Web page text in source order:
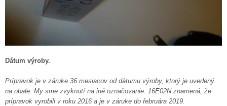
Dátum výroby.
Prípravok je v záruke 36 mesiacov od dátumu výroby, ktorý je uvedený
na obale. My sme zvyknutí na iné označovanie. 16E02N znamená, že
prípravok vyrobili v roku 2016 a je v záruke do februára 2019.